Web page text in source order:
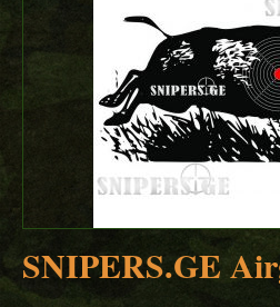
SNIPERS.GE